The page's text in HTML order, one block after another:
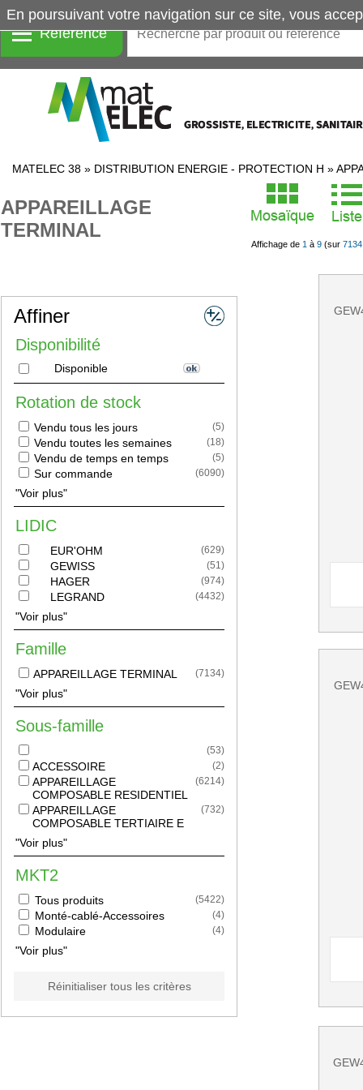
Référence
MATELEC 38 » DISTRIBUTION ENERGIE - PROTECTION H »
APPAREILLAGE
TERMINAL
Affiner
Disponibilité
Disponible
Rotation de stock
Vendu tous les jours (5)
Vendu toutes les semaines (18)
Vendu de temps en temps (5)
Sur commande (6090)
"Voir plus"
LIDIC
EUR'OHM (629)
GEWISS (51)
HAGER (974)
LEGRAND (4432)
"Voir plus"
Famille
APPAREILLAGE TERMINAL (7134)
"Voir plus"
Sous-famille
(53)
ACCESSOIRE (2)
APPAREILLAGE
COMPOSABLE RESIDENTIEL
(6214)
APPAREILLAGE
COMPOSABLE TERTIAIRE E
(732)
"Voir plus"
MKT2
Tous produits (5422)
Monté-cablé-Accessoires (4)
Modulaire (4)
"Voir plus"
Réinitialiser tous les critères
Affichage de 1 à 9 (sur 7134
En poursuivant votre navigation sur ce site, vous